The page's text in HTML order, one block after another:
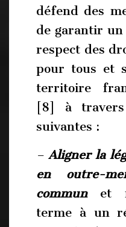
défend des
de garantir un
respect des
pour tous et
territoire
[8] à
suivantes :
– Aligner la
en outre-
communet
terme à un